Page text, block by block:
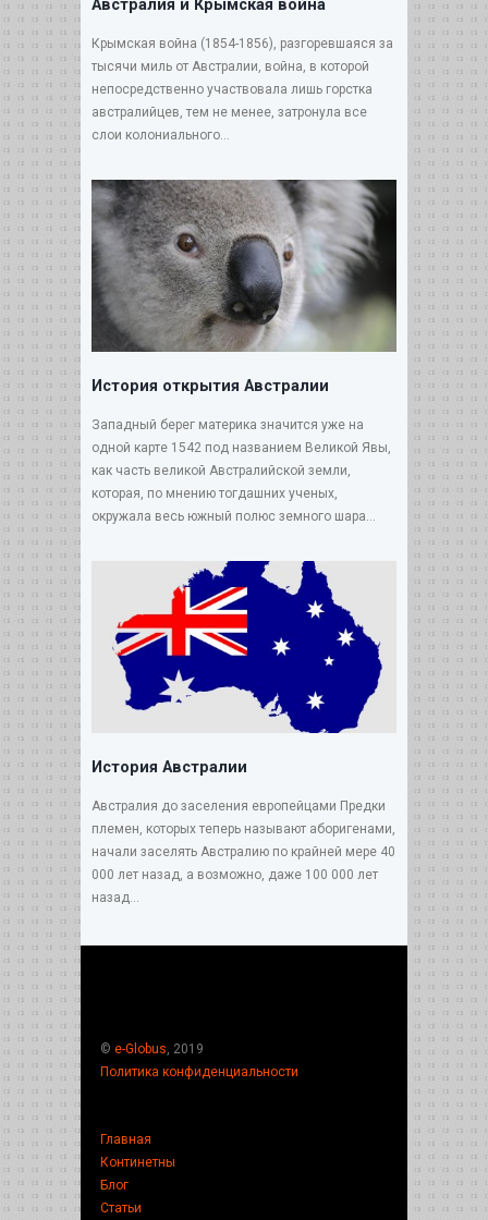
Австралия и Крымская война
Крымская война (1854-1856), разгоревшаяся за
тысячи миль от Австралии, война, в которой
непосредственно участвовала лишь горстка
австралийцев, тем не менее, затронула все
слои колониального...
История открытия Австралии
Западный берег материка значится уже на
одной карте 1542 под названием Великой Явы,
как часть великой Австралийской земли,
которая, по мнению тогдашних ученых,
окружала весь южный полюс земного шара...
История Австралии
Австралия до заселения европейцами Предки
племен, которых теперь называют аборигенами,
начали заселять Австралию по крайней мере 40
000 лет назад, а возможно, даже 100 000 лет
назад...
© e-Globus , 2019
Политика конфиденциальности
Главная
Континетны
Блог
Статьи